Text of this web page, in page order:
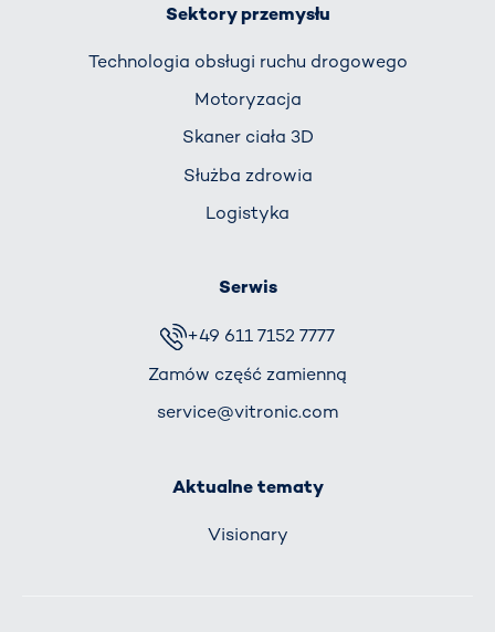
Sektory przemysłu
Technologia obsługi ruchu drogowego
Motoryzacja
Skaner ciała 3D
Służba zdrowia
Logistyka
Serwis
+49 611 7152 7777
Zamów część zamienną
service@vitronic.com
Aktualne tematy
Visionary